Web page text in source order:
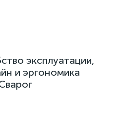
эксплуатации,
и эргономика